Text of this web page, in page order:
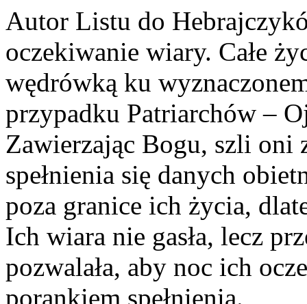
Autor Listu do
oczekiwanie wiary. Całe
wędrówką ku
przypadku Patriarchów –
Zawierzając Bogu, szli oni
spełnienia się danych
poza granice ich życia,
Ich wiara nie gasła, lecz
pozwalała, aby noc ich
porankiem spełnienia.